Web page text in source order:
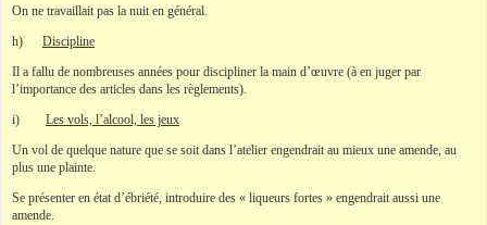
On ne travaillait pas la nuit en général.
h) Discipline
Il a fallu de nombreuses années pour discipliner la main d’œuvre (à en juger par
l’importance des articles dans les règlements).
i) Les vols, l’alcool, les jeux
Un vol de quelque nature que se soit dans l’atelier engendrait au mieux une amende, au
plus une plainte.
Se présenter en état d’ébriété, introduire des « liqueurs fortes » engendrait aussi une
amende.